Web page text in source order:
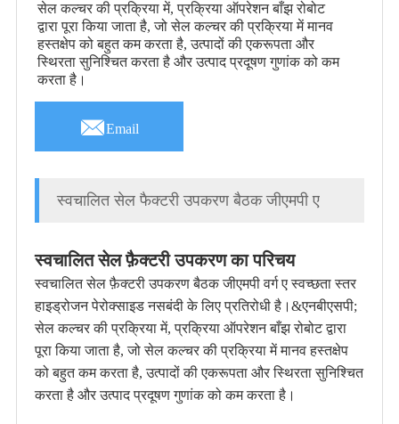
सेल कल्चर की प्रक्रिया में, प्रक्रिया ऑपरेशन बाँझ रोबोट
द्वारा पूरा किया जाता है, जो सेल कल्चर की प्रक्रिया में मानव
हस्तक्षेप को बहुत कम करता है, उत्पादों की एकरूपता और
स्थिरता सुनिश्चित करता है और उत्पाद प्रदूषण गुणांक को कम
करता है।
Email
स्वचालित सेल फैक्टरी उपकरण बैठक जीएमपी ए
स्वचालित सेल फ़ैक्टरी उपकरण का परिचय
स्वचालित सेल फ़ैक्टरी उपकरण बैठक जीएमपी वर्ग ए स्वच्छता स्तर
हाइड्रोजन पेरोक्साइड नसबंदी के लिए प्रतिरोधी है।&एनबीएसपी;
सेल कल्चर की प्रक्रिया में, प्रक्रिया ऑपरेशन बाँझ रोबोट द्वारा
पूरा किया जाता है, जो सेल कल्चर की प्रक्रिया में मानव हस्तक्षेप
को बहुत कम करता है, उत्पादों की एकरूपता और स्थिरता सुनिश्चित
करता है और उत्पाद प्रदूषण गुणांक को कम करता है।